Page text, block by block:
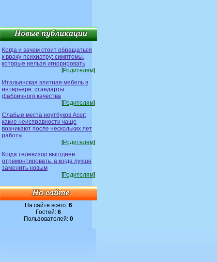
Когда и зачем стоит обращаться
к врачу-психиатру: симптомы,
которые нельзя игнорировать
[Родителям]
Итальянская элитная мебель в
интерьере: стандарты
фабричного качества
[Родителям]
Слабые места ноутбуков Acer:
какие неисправности чаще
возникают после нескольких лет
работы
[Родителям]
Когда телевизор выгоднее
отремонтировать, а когда лучше
заменить новым
[Родителям]
На сайте всего: 6
Гостей: 6
Пользователей: 0